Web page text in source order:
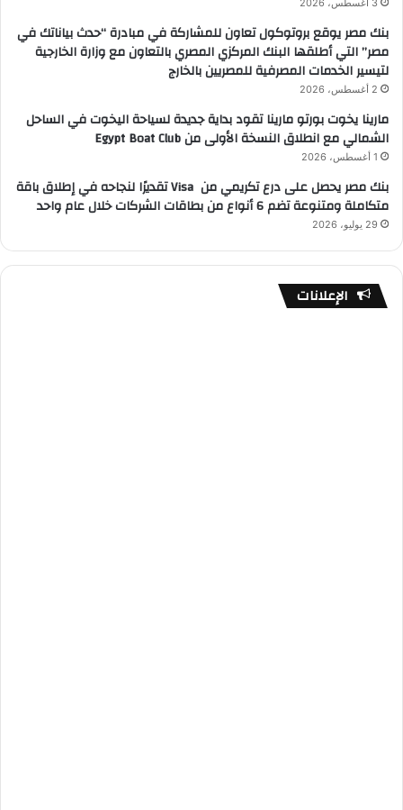
3 أغسطس، 2026
بنك مصر يوقع بروتوكول تعاون للمشاركة في مبادرة “حدث بياناتك في
مصر” التي أطلقها البنك المركزي المصري بالتعاون مع وزارة الخارجية
لتيسير الخدمات المصرفية للمصريين بالخارج
2 أغسطس، 2026
مارينا يخوت بورتو مارينا تقود بداية جديدة لسياحة اليخوت في الساحل
الشمالي مع انطلاق النسخة الأولى من Egypt Boat Club
1 أغسطس، 2026
بنك مصر يحصل على درع تكريمي من Visa تقديرًا لنجاحه في إطلاق باقة
متكاملة ومتنوعة تضم 6 أنواع من بطاقات الشركات خلال عام واحد
29 يوليو، 2026
الإعلانات